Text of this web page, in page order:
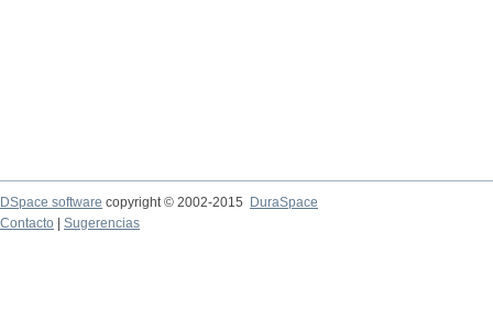
DSpace software copyright © 2002-2015
DuraSpace
Contacto
Sugerencias